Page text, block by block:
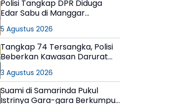
Polisi Tangkap DPR Diduga
Edar Sabu di Manggar
5 Agustus 2026
Tangkap 74 Tersangka, Polisi
Beberkan Kawasan Darurat
3 Agustus 2026
Suami di Samarinda Pukul
Istrinya Gara-gara Berkumpul